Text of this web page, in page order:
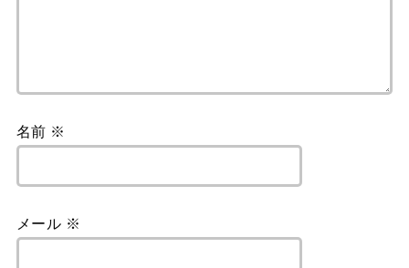
名前 ※
メール ※